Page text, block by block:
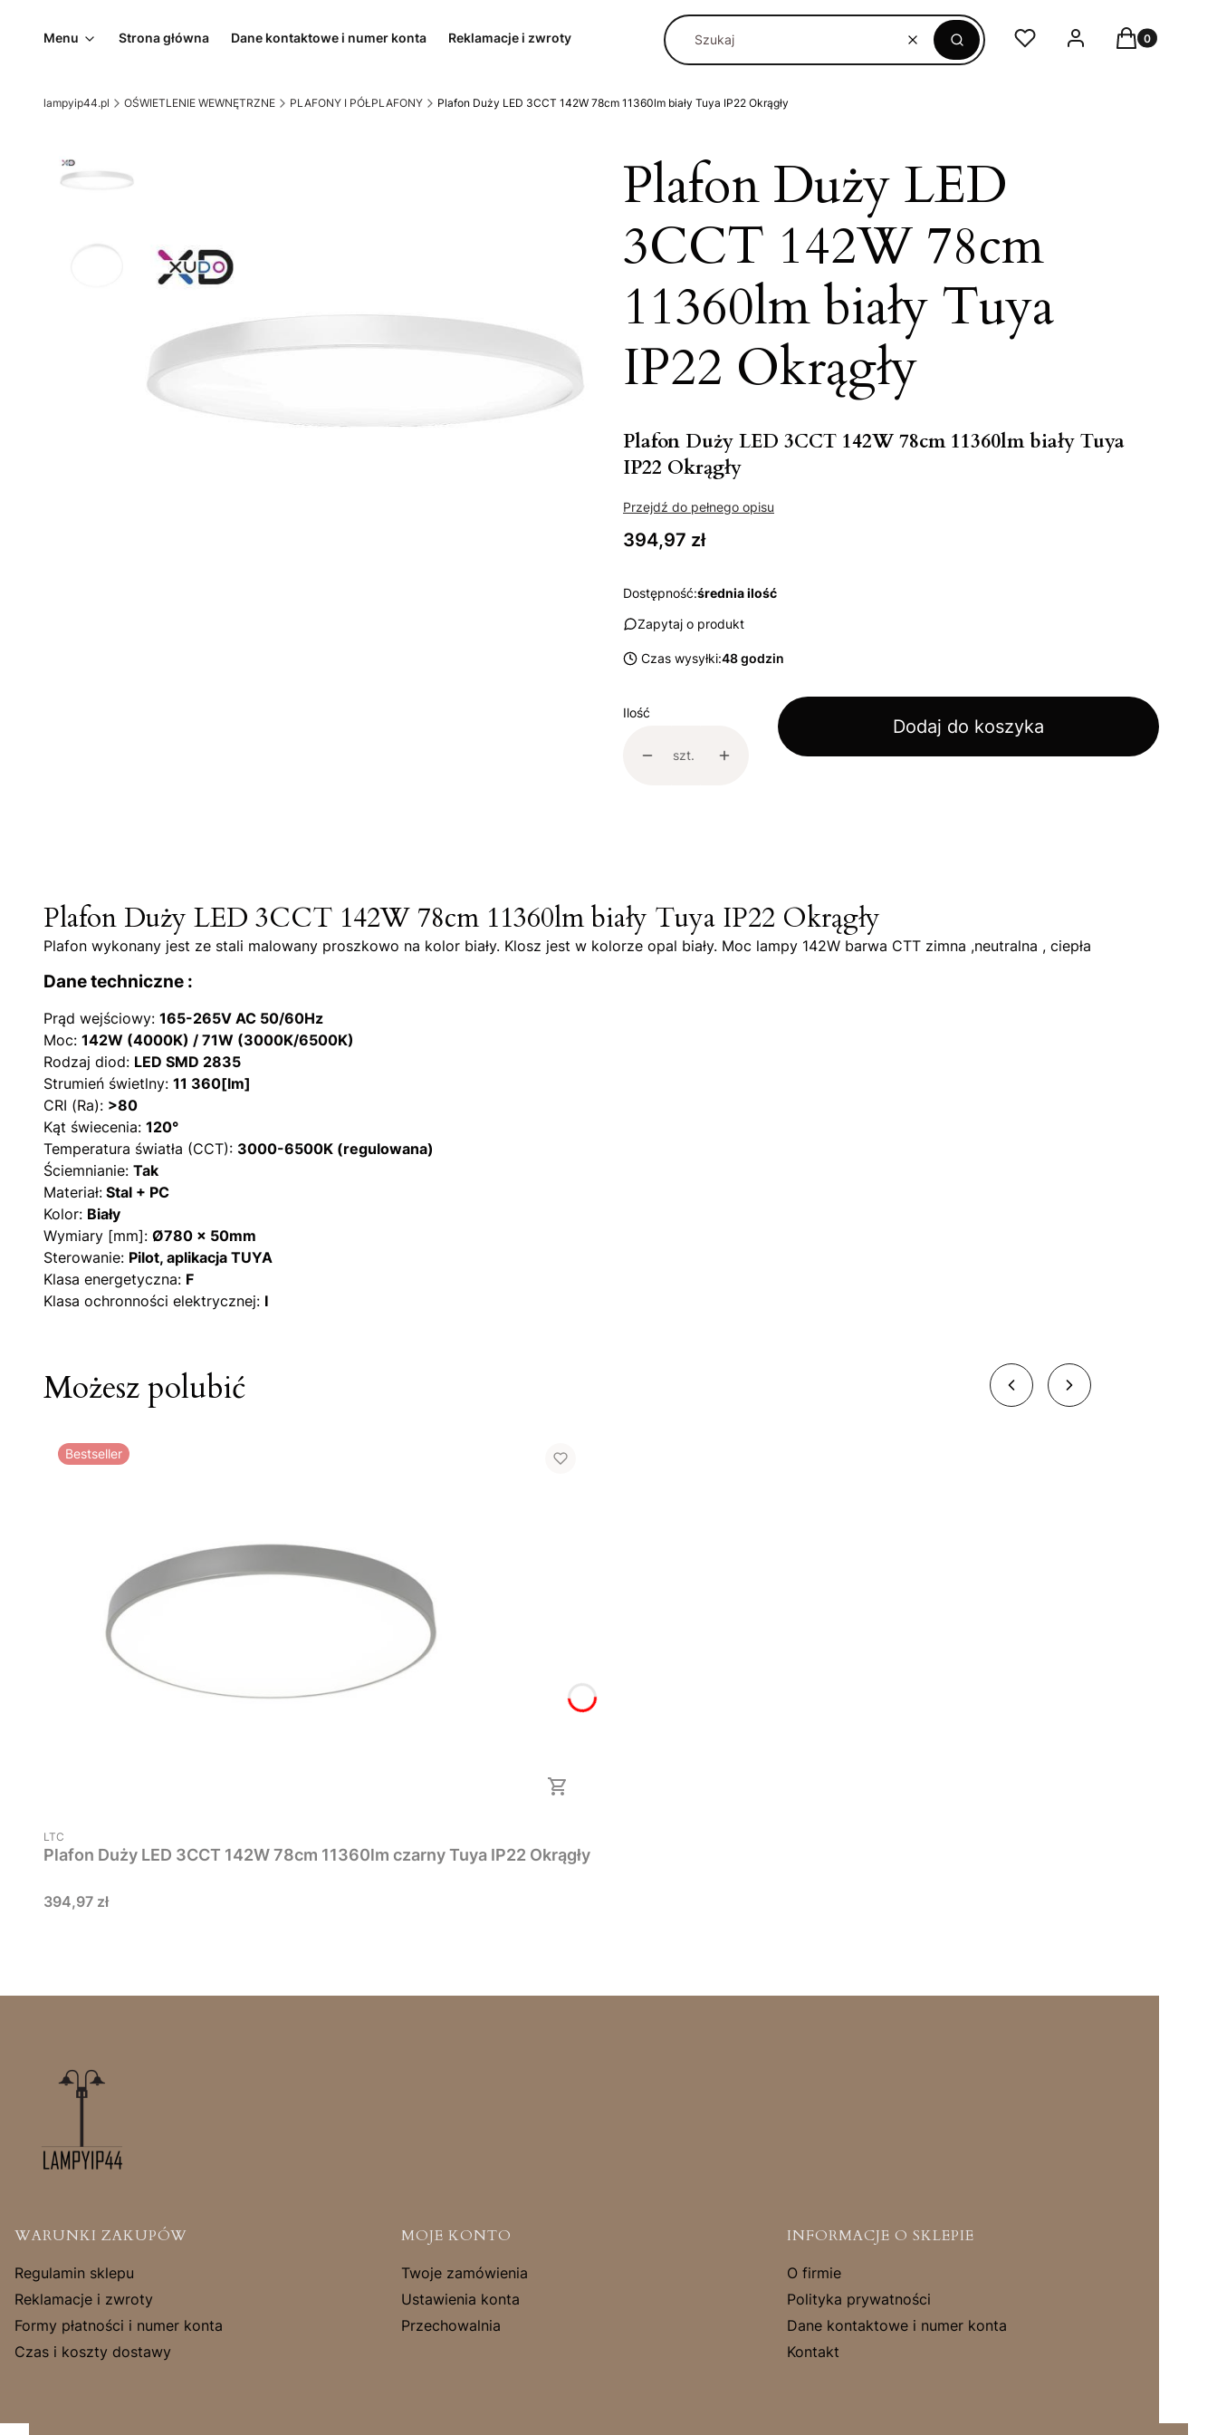
Menu Strona główna Dane kontaktowe i numer konta Reklamacje i zwroty
WyczyśćSzukaj
Ulubione Zaloguj sięProdukty w
Koszyk
lampyip44.pl OŚWIETLENIE WEWNĘTRZNE PLAFONY I PÓŁPLAFONY Plafon Duży LED 3CCT 142W 78cm 11360lm biały Tuya IP22 Okrągły
Plafon Duży LED
3CCT 142W 78cm
11360lm biały Tuya
IP22 Okrągły
Plafon Duży LED 3CCT 142W 78cm 11360lm biały Tuya
IP22 Okrągły
Przejdź do pełnego opisu
Cena
394,97 zł
Dostępność:średnia ilość
Zapytaj o produkt
Czas wysyłki:48 godzin
Ilość
szt.
Dodaj do koszyka
Plafon Duży LED 3CCT 142W 78cm 11360lm biały Tuya IP22 Okrągły
Plafon wykonany jest ze stali malowany proszkowo na kolor biały. Klosz jest w kolorze opal biały. Moc lampy 142W barwa CTT zimna ,neutralna , ciepła
Dane techniczne :
Prąd wejściowy: 165-265V AC 50/60Hz
Moc: 142W (4000K) / 71W (3000K/6500K)
Rodzaj diod: LED SMD 2835
Strumień świetlny: 11 360[lm]
CRI (Ra): >80
Kąt świecenia: 120°
Temperatura światła (CCT): 3000-6500K (regulowana)
Ściemnianie: Tak
Materiał: Stal + PC
Kolor: Biały
Wymiary [mm]: Ø780 x 50mm
Sterowanie: Pilot, aplikacja TUYA
Klasa energetyczna: F
Klasa ochronności elektrycznej: I
Możesz polubić
Bestseller
PRODUCENT
LTC
Plafon Duży LED 3CCT 142W 78cm 11360lm czarny Tuya IP22 Okrągły
Cena
394,97 zł
Linki w stopce
WARUNKI ZAKUPÓW
Regulamin sklepu
Reklamacje i zwroty
Formy płatności i numer konta
Czas i koszty dostawy
MOJE KONTO
Twoje zamówienia
Ustawienia konta
Przechowalnia
INFORMACJE O SKLEPIE
O firmie
Polityka prywatności
Dane kontaktowe i numer konta
Kontakt